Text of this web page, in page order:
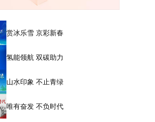
赏冰乐雪 京彩新春
氢能领航 双碳助力
山水印象 不止青绿
唯有奋发 不负时代